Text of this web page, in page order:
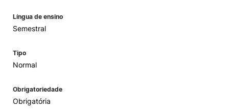
Língua de ensino
Semestral
Tipo
Normal
Obrigatoriedade
Obrigatória